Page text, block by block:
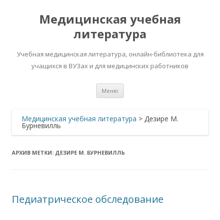
Медицинская учебная
литература
Учебная медицинская литература, онлайн-библиотека для
учащихся в ВУЗах и для медицинских работников
Меню
Медицинская учебная литература > Дезире М.
Бурневилль
АРХИВ МЕТКИ: ДЕЗИРЕ М. БУРНЕВИЛЛЬ
Педиатрическое обследование